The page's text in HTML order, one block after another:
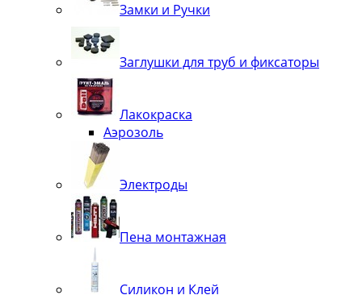
Замки и Ручки
Заглушки для труб и фиксаторы
Лакокраска
Аэрозоль
Электроды
Пена монтажная
Силикон и Клей